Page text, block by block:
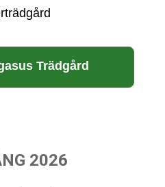
Trädgård
2026